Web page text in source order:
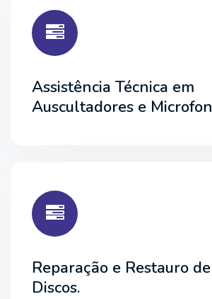
Assistência Técnica em
Auscultadores e
Reparação e Restauro
Discos.